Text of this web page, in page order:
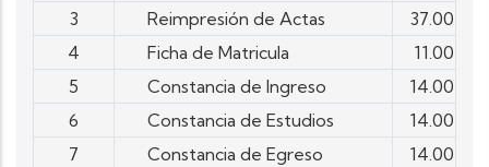
3 Reimpresión de Actas
37.00
4
Ficha de Matricula
11.00
5
Constancia de Ingreso
14.00
6
Constancia de Estudios
14.00
7
Constancia de Egreso
14.00